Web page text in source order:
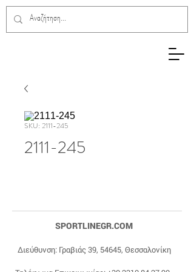
SKU: 2111-245
2111-245
SPORTLINEGR.COM
Διεύθυνση: Γραβιάς 39, 54645, Θεσσαλονίκη